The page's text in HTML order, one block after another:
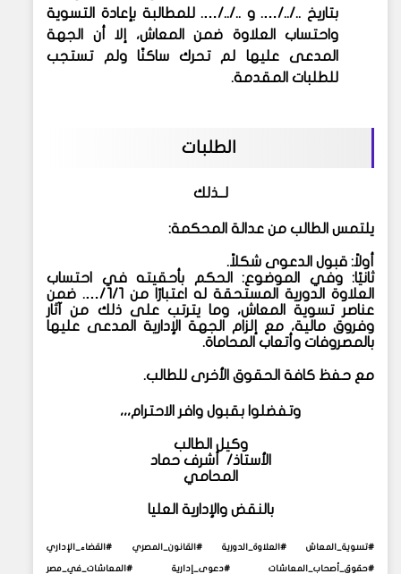
بتاريخ ../../…. و ../../…. للمطالبة بإعادة التسوية
واحتساب العلاوة ضمن المعاش، إلا أن الجهة
المدعى عليها لم تحرك ساكنًا ولم تستجب
للطلبات المقدمة.
الطلبات
لــذلك
يلتمس الطالب من عدالة المحكمة:
أولاً: قبول الدعوى شكلاً.
ثانيًا: وفي الموضوع: الحكم بأحقيته في احتساب
العلاوة الدورية المستحقة له اعتبارًا من 1/1/…. ضمن
عناصر تسوية المعاش، وما يترتب على ذلك من آثار
وفروق مالية، مع إلزام الجهة الإدارية المدعى عليها
بالمصروفات وأتعاب المحاماة.
مع حفظ كافة الحقوق الأخرى للطالب.
وتفضلوا بقبول وافر الاحترام،،،
وكيل الطالب
الأستاذ/ أشرف حماد
المحامي
بالنقض والإدارية العليا
#تسوية_المعاش #العلاوة_الدورية #القانون_المصري #القضاء_الإداري
#حقوق_أصحاب_المعاشات #دعوى_إدارية #المعاشات_في_مصر